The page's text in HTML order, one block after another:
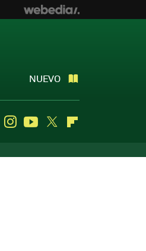
NUEVO
InstagramYoutube
Twitter